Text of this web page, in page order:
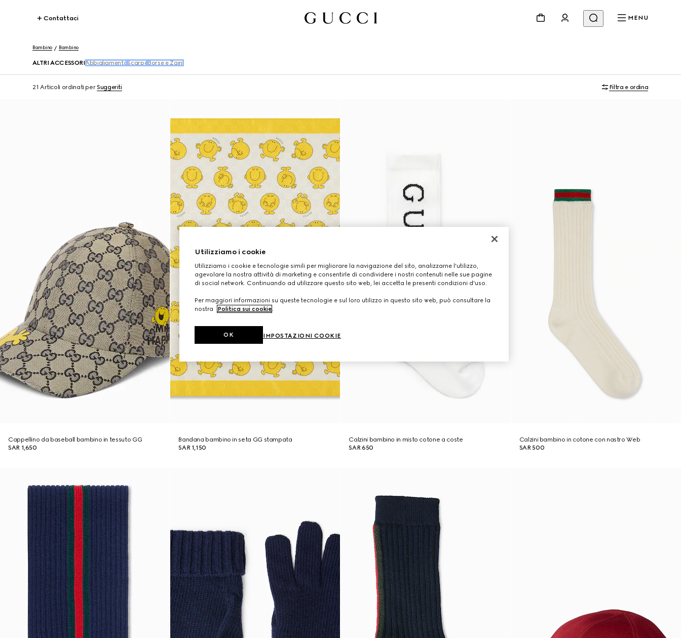
Contattaci MENU
Bambino Bambino
ALTRI ACCESSORI Abbigliamento ScarpeBorse e Zaini
21 Articoli ordinati perSuggeriti Filtra e ordina
Cappellino da baseball bambino in tessuto GG
SAR 1,650
Bandana bambino in seta GG stampata
SAR 1,150
Calzini bambino in misto cotone a coste
SAR 650
Calzini bambino in cotone con nastro Web
SAR 500
Utilizziamo i cookie
Utilizziamo i cookie e tecnologie simili per migliorare la navigazione del sito, analizzarne l'utilizzo,
agevolare la nostra attività di marketing e consentirle di condividere i nostri contenuti nelle sue pagine
di social network. Continuando ad utilizzare questo sito web, lei accetta le presenti condizioni d'uso.
Per maggiori informazioni su queste tecnologie e sul loro utilizzo in questo sito web, può consultare la
nostra
Politica sui cookie.
IMPOSTAZIONI COOKIE
OK